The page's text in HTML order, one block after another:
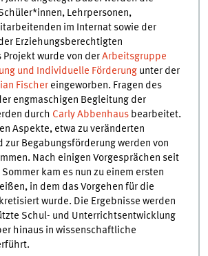
Lehrpersonen,
im Internat sowie der
Erziehungsberechtigten
Projekt wurde von derArbeitsgruppe
und Individuelle Förderung unter der
Fischer eingeworben. Fragen des
engmaschigen Begleitung der
durch Carly Abbenhaus bearbeitet.
Aspekte, etwa zu veränderten
zur Begabungsförderung werden von
Nach einigen Vorgesprächen seit
kam es nun zu einem ersten
in dem das Vorgehen für die
wurde. Die Ergebnisse werden
Schul- und Unterrichtsentwicklung
hinaus in wissenschaftliche